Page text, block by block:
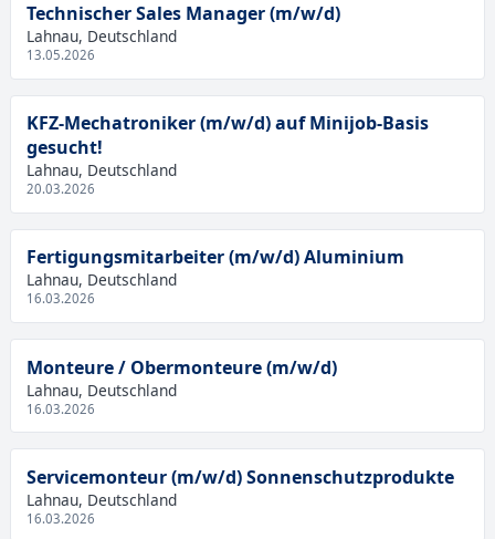
Technischer Sales Manager (m/w/d)
Lahnau, Deutschland
13.05.2026
KFZ-Mechatroniker (m/w/d) auf Minijob-Basis
gesucht!
Lahnau, Deutschland
20.03.2026
Fertigungsmitarbeiter (m/w/d) Aluminium
Lahnau, Deutschland
16.03.2026
Monteure / Obermonteure (m/w/d)
Lahnau, Deutschland
16.03.2026
Servicemonteur (m/w/d) Sonnenschutzprodukte
Lahnau, Deutschland
16.03.2026